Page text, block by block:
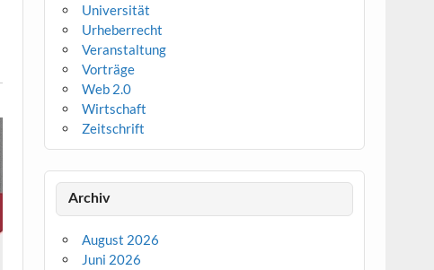
Universität
Urheberrecht
Veranstaltung
Vorträge
Web 2.0
Wirtschaft
Zeitschrift
Archiv
August 2026
Juni 2026